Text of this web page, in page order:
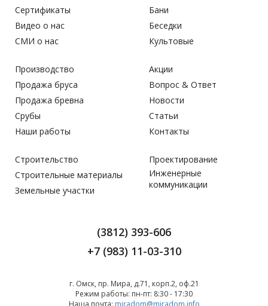
Сертификаты
Видео о нас
СМИ о нас
Бани
Беседки
Культовые
Производство
Продажа бруса
Продажа бревна
Срубы
Наши работы
Акции
Вопрос & Ответ
Новости
Статьи
Контакты
Строительство
Строительные материалы
Земельные участки
Проектирование
Инженерные
коммуникации
(3812) 393-606
+7 (983) 11-03-310
г. Омск, пр. Мира, д.71, корп.2, оф.21
Режим работы: пн-пт: 8:30 - 17:30